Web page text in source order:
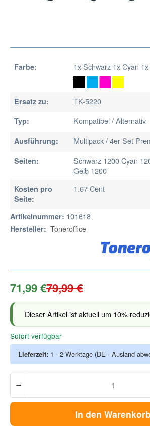
Farbe: 1x Schwarz 1x Cyan
Ersatz zu: TK-5220
Typ: Kompatibel / Alternativ
Ausführung: Multipack / 4er Set
Seiten:
Schwarz 1200 Cyan
Gelb 1200
Kosten pro
Seite:
1.67 Cent
Artikelnummer: 101618
Hersteller: Toneroffice
71,99 €79,99 €
Dieser Artikel ist aktuell um 10%
Sofort verfügbar
Lieferzeit: 1 - 2 Werktage (DE - Ausland
In den Warenkorb